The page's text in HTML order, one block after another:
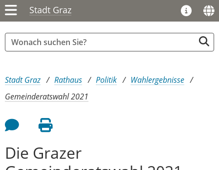
Stadt Graz
Sie sind hier:
Stadt Graz Rathaus Politik
Wahlergebnisse
Gemeinderatswahl 2021
Feedback an Autor
Seite drucken
Die Grazer